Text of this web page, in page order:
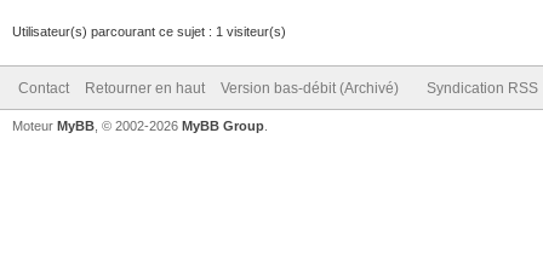
Utilisateur(s) parcourant ce sujet : 1 visiteur(s)
Contact Retourner en haut Version bas-débit (Archivé) Syndication RSS
Moteur MyBB , © 2002-2026 MyBB Group